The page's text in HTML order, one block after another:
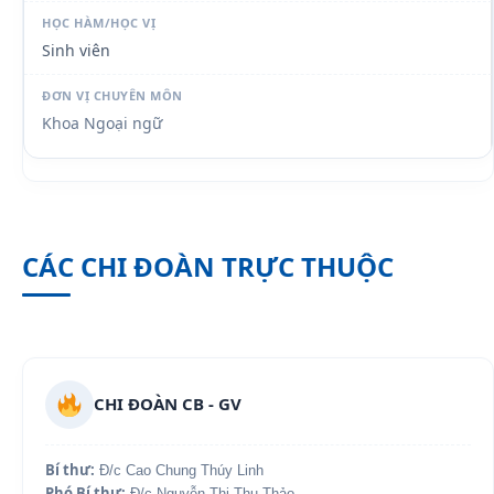
Sinh viên
Khoa Ngoại ngữ
CÁC CHI ĐOÀN TRỰC THUỘC
CHI ĐOÀN CB - GV
Bí thư: Đ/c Cao Chung Thúy Linh